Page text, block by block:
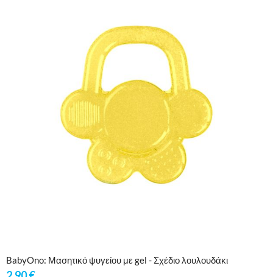
BabyOno: Μασητικό ψυγείου με gel - Σχέδιο λουλουδάκι